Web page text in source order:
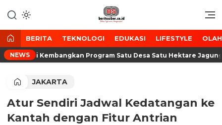
ke
konten
BeritaSiber.co.id
Media Tanggap Dan Akurat
BERITA TEKNOLOGI EDUKASI LIFESTYLE
NEWS
Tani Kembangkan Program Satu Desa Satu Hektare Jagung
JAKARTA
Atur Sendiri Jadwal Kedatangan ke
Kantah dengan Fitur Antrian